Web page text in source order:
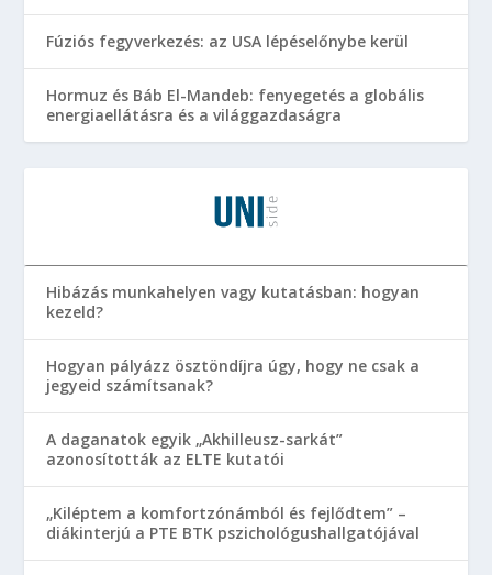
Fúziós fegyverkezés: az USA lépéselőnybe kerül
Hormuz és Báb El-Mandeb: fenyegetés a globális
energiaellátásra és a világgazdaságra
Hibázás munkahelyen vagy kutatásban: hogyan
kezeld?
Hogyan pályázz ösztöndíjra úgy, hogy ne csak a
jegyeid számítsanak?
A daganatok egyik „Akhilleusz-sarkát”
azonosították az ELTE kutatói
„Kiléptem a komfortzónámból és fejlődtem” –
diákinterjú a PTE BTK pszichológushallgatójával